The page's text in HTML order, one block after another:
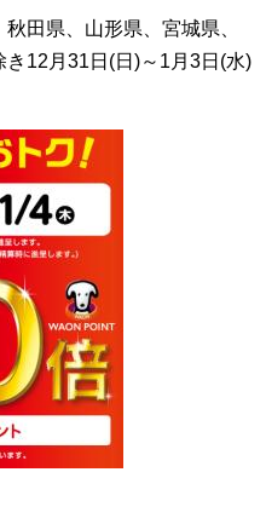
田県、山形県、宮城県、
12月31日(日)～1月3日(水)